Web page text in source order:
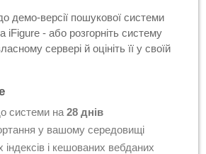
демо-версії пошукової системи
iFigure - або розгорніть систему
сервері й оцініть її у своїй
системи на 28 днів
у вашому середовищі
індексів і кешованих вебданих